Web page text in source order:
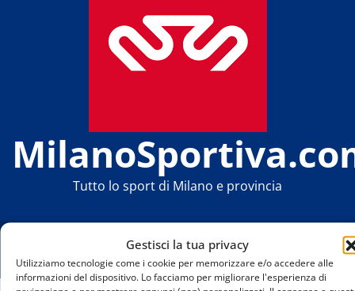
Gestisci la tua privacy
Utilizziamo tecnologie come i cookie per memorizzare e/o accedere alle
informazioni del dispositivo. Lo facciamo per migliorare l'esperienza di
Tutto lo sport di Milano e provincia